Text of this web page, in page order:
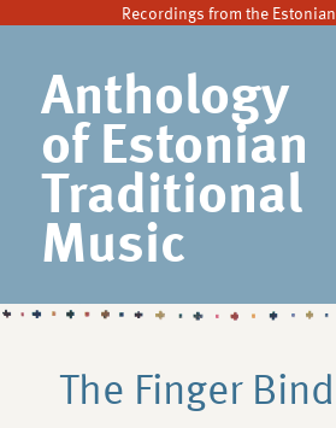
Recordings from the
Anthology
of Estonian
Traditional
Music
The Finger